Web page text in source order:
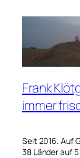
Frank
immer
Seit 2016. Auf
38 Länder auf